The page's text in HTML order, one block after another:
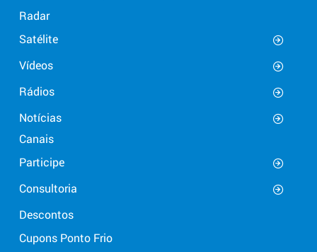
Radar
Satélite
Vídeos
Rádios
Notícias
Canais
Participe
Consultoria
Descontos
Cupons Ponto Frio